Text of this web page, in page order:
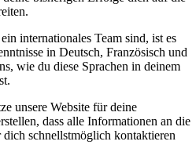
internationales Team sind, ist es
in Deutsch, Französisch und
wie du diese Sprachen in deinem
unsere Website für deine
dass alle Informationen an die
schnellstmöglich kontaktieren